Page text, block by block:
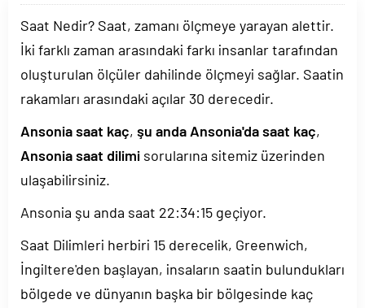
Saat Nedir? Saat, zamanı ölçmeye yarayan alettir.
İki farklı zaman arasındaki farkı insanlar tarafından
oluşturulan ölçüler dahilinde ölçmeyi sağlar. Saatin
rakamları arasındaki açılar 30 derecedir.
Ansonia saat kaç, şu anda Ansonia'da saat kaç,
Ansonia saat dilimi sorularına sitemiz üzerinden
ulaşabilirsiniz.
Ansonia şu anda saat 22:34:15 geçiyor.
Saat Dilimleri herbiri 15 derecelik, Greenwich,
İngiltere'den başlayan, insaların saatin bulundukları
bölgede ve dünyanın başka bir bölgesinde kaç